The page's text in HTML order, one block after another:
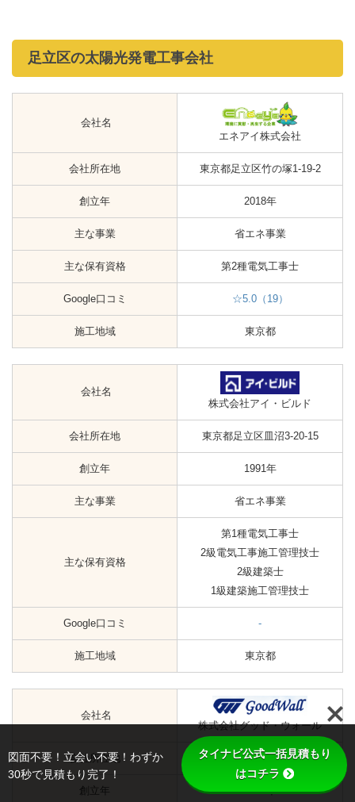
足立区の太陽光発電工事会社
会社名
エネアイ株式会社
会社所在地 東京都足立区竹の塚1-19-2
創立年 2018年
主な事業 省エネ事業
主な保有資格 第2種電気工事士
Google口コミ ☆5.0（19）
施工地域 東京都
会社名
株式会社アイ・ビルド
会社所在地 東京都足立区皿沼3-20-15
創立年 1991年
主な事業 省エネ事業
主な保有資格
第1種電気工事士
2級電気工事施工管理技士
2級建築士
1級建築施工管理技士
Google口コミ -
施工地域 東京都
会社名
株式会社グッド・ウォール
会社所在地 東京都足立区谷在家2-1-13
創立年 2006年
図面不要！立会い不要！わずか
30秒で見積もり完了！
タイナビ公式一括見積もり
はコチラ